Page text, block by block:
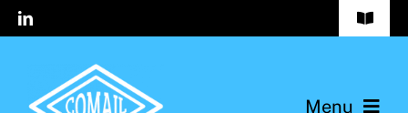
Salta
al
Toggle
Menu